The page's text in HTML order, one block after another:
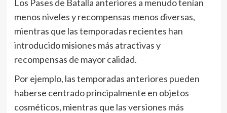
Los Pases de Batalla anteriores a menudo tenían
menos niveles y recompensas menos diversas,
mientras que las temporadas recientes han
introducido misiones más atractivas y
recompensas de mayor calidad.
Por ejemplo, las temporadas anteriores pueden
haberse centrado principalmente en objetos
cosméticos, mientras que las versiones más